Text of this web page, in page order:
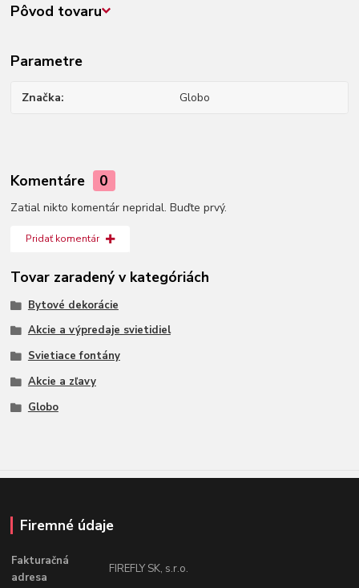
Pôvod tovaru
Parametre
Značka Globo
Komentáre 0
Zatial nikto komentár nepridal. Buďte prvý.
Pridať komentár
Tovar zaradený v kategóriách
Bytové dekorácie
Akcie a výpredaje svietidiel
Svietiace fontány
Akcie a zľavy
Globo
Firemné údaje
Fakturačná
adresa
FIREFLY SK, s.r.o.